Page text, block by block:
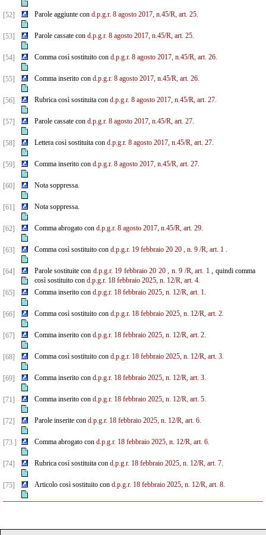
[52] Parole aggiunte con d.p.g.r. 8 agosto 2017, n.45/R, art. 25.
[53] Parole cassate con d.p.g.r. 8 agosto 2017, n.45/R, art. 25.
[54] Comma così sostituito con d.p.g.r. 8 agosto 2017, n.45/R, art. 26.
[55] Comma inserito con d.p.g.r. 8 agosto 2017, n.45/R, art. 26.
[56] Rubrica così sostituita con d.p.g.r. 8 agosto 2017, n.45/R, art. 27.
[57] Parole cassate con d.p.g.r. 8 agosto 2017, n.45/R, art. 27.
[58] Lettera così sostituita con d.p.g.r. 8 agosto 2017, n.45/R, art. 27.
[59] Comma inserito con d.p.g.r. 8 agosto 2017, n.45/R, art. 27.
[60] Nota soppressa.
[61] Nota soppressa.
[62] Comma abrogato con d.p.g.r. 8 agosto 2017, n.45/R, art. 29.
[63] Comma così sostituito con d.p.g.r. 19 febbraio 20 20 , n. 9 /R, art. 1 .
[64] Parole sostituite con d.p.g.r. 19 febbraio 20 20 , n. 9 /R, art. 1, quindi comma
così sostituito con d.p.g.r. 18 febbraio 2025, n. 12/R, art. 4.
[65]
Comma inserito con d.p.g.r. 18 febbraio 2025, n. 12/R, art. 1.
[66] Comma così sostituito con d.p.g.r. 18 febbraio 2025, n. 12/R, art. 2.
[67] Comma inserito con d.p.g.r. 18 febbraio 2025, n. 12/R, art. 2.
[68] Comma così sostituito con d.p.g.r. 18 febbraio 2025, n. 12/R, art. 3.
[69] Comma inserito con d.p.g.r. 18 febbraio 2025, n. 12/R, art. 3.
[71] Comma inserito con d.p.g.r. 18 febbraio 2025, n. 12/R, art. 5.
[72] Parole inserite con d.p.g.r. 18 febbraio 2025, n. 12/R, art. 6.
[73 ] Comma abrogato con d.p.g.r. 18 febbraio 2025, n. 12/R, art. 6.
[74] Rubrica così sostituita con d.p.g.r. 18 febbraio 2025, n. 12/R, art. 7.
[75] Articolo così sostituito con d.p.g.r. 18 febbraio 2025, n. 12/R, art. 8.